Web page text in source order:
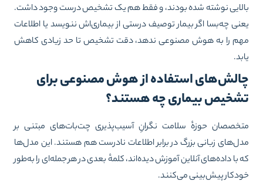
نوشته شده بودند، و فقط هم یک تشخیص درست وجود داشت.
چه‌بسا اگر بیمار توصیف درستی از بیماری‌اش ننویسد یا اطلاعات
را به هوش مصنوعی ندهد، دقت تشخیص تا حد زیادی کاهش
استفاده از هوش مصنوعی برای
بیماری چه هستند؟
حوزهٔ سلامت نگرانِ آسیب‌پذیری چت‌بات‌های مبتنی بر
زبانی بزرگ در برابر اطلاعات نادرست هم هستند. این مدل‌ها
با داده‌های آنلاین آموزش دیده‌اند، کلمهٔ بعدی در هر جمله‌ای را به‌طور
پیش‌بینی می‌کنند.